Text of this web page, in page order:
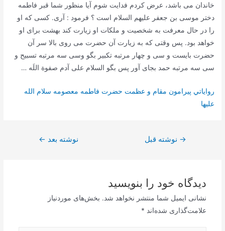
خاندان می باشد، عرض کردم فدایت شوم آیا منظور شما قبر فاطمه
دختر موسی بن جعفر علیهم السلام است ؟ فرمود : آری. کسی که او
را در حال معرفت به شخصیت و ملکات او زیارت کند بهشت برای او
خواهد بود. پس وقتی که به زیارت آن حضرت می روی بالا سر آن
حضرت بایست و سی و چهار مرتبه تکبیر بگو وسی سه مرتبه تسبیح و
سی سه مرتبه حمد بجای آور پس بگو السلام علی آدم صفوة اللَه …
رواياتي پيرامون مقام و عظمت حضرت فاطمه معصومه سلام الله
عليها
راهبری→ نوشته قبل نوشته بعد ←
دیدگاه‌ خود را بنویسید
نشانی ایمیل شما منتشر نخواهد شد. بخش‌های موردنیاز
علامت‌گذاری شده‌اند *